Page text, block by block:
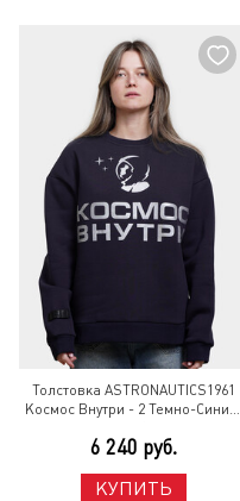
Толстовка ASTRONAUTICS1961
Космос Внутри - 2 Темно-Синий/
6 240 руб.
КУПИТЬ